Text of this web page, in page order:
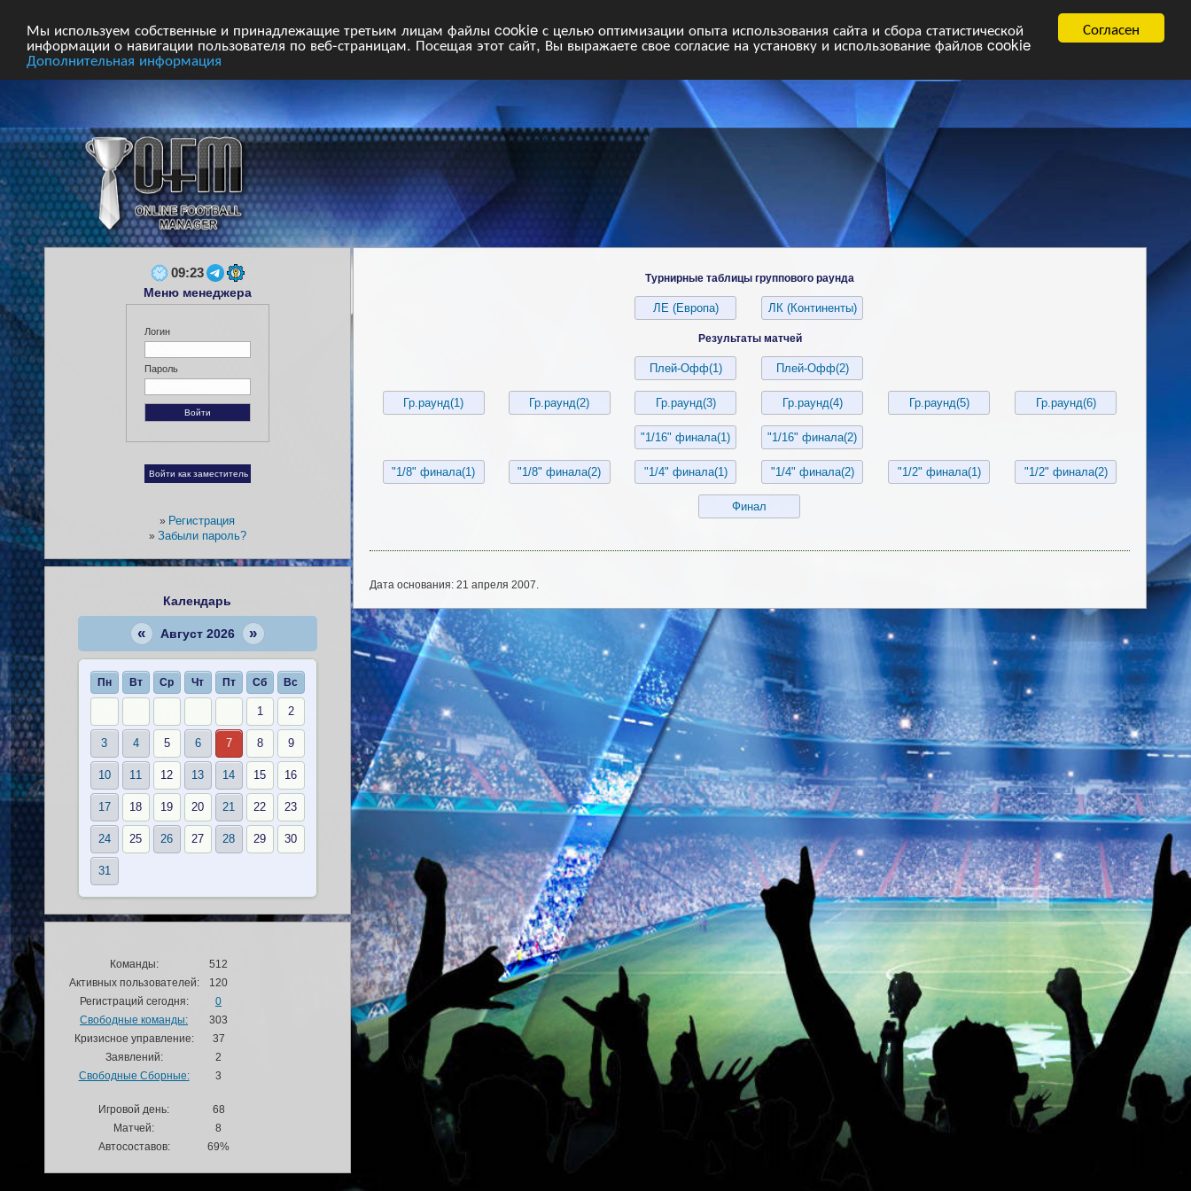
Согласен
Мы используем собственные и принадлежащие третьим лицам файлы cookie с целью оптимизации опыта использования сайта и сбора статистической
информации о навигации пользователя по веб-страницам. Посещая этот сайт, Вы выражаете свое согласие на установку и использование файлов cookie
Дополнительная информация
Турнирные таблицы группового раунда
Результаты матчей
Дата основания: 21 апреля 2007.
09:23
Меню менеджера
Логин
Пароль
» Регистрация
» Забыли пароль?
Календарь
« Август 2026 »
Пн Вт Ср Чт Пт Сб Вс
1 2
3 4 5 6 7 8 9
10 11 12 13 14 15 16
17 18 19 20 21 22 23
24 25 26 27 28 29 30
31
Команды:
512
Активных пользователей:
120
Регистраций сегодня:
0
Свободные команды:
303
Кризисное управление:
37
Заявлений:
2
Свободные Сборные:
3
Игровой день:
68
Матчей:
8
Автосоставов:
69%